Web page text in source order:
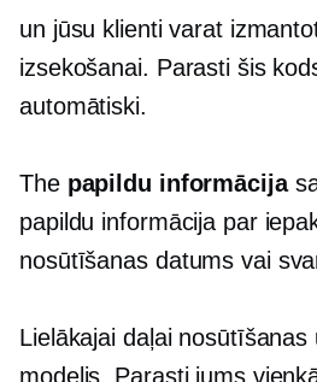
un jūsu klienti varat
izsekošanai. Parasti šis
automātiski.
The papildu informācija
papildu informācija par
nosūtīšanas datums vai
Lielākajai daļai
modelis. Parasti jums